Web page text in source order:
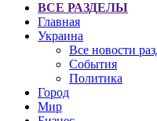
ВСЕ РАЗДЕЛЫ
Главная
Украина
Все новости
События
Политика
Город
Мир